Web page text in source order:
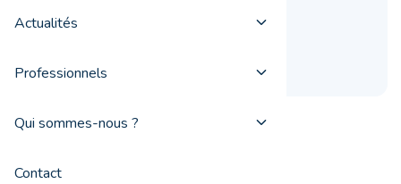
Actualités
Professionnels
Qui sommes-nous ?
Contact